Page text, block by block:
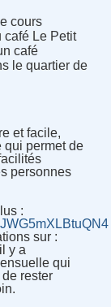
cours
café Le Petit
café
le quartier de
et facile,
qui permet de
personnes
:
sur :
y a
qui
rester